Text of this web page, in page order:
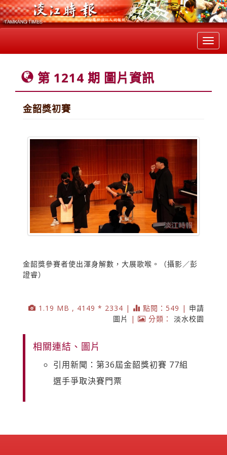
第 1214 期 圖片資訊
金韶獎初賽
金韶獎參賽者使出渾身解數，大展歌喉。（攝影／彭
證睿）
1.19 MB , 4149 * 2334 | 點閱：549 | 申請
圖片
| 分類： 淡水校園
相關連結、圖片
引用新聞：第36屆金韶獎初賽 77組
選手爭取決賽門票